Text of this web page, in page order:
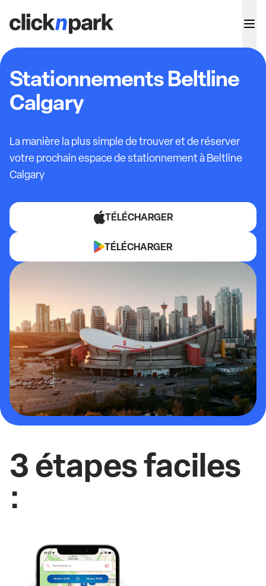
Stationnements Beltline
Calgary
La manière la plus simple de trouver et de réserver
votre prochain espace de stationnement à Beltline
Calgary
TÉLÉCHARGER
TÉLÉCHARGER
3 étapes faciles
: